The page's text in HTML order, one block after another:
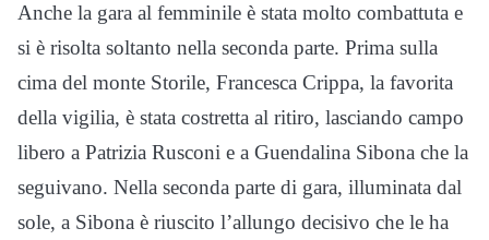
Anche la gara al femminile è stata molto combattuta e
si è risolta soltanto nella seconda parte. Prima sulla
cima del monte Storile, Francesca Crippa, la favorita
della vigilia, è stata costretta al ritiro, lasciando campo
libero a Patrizia Rusconi e a Guendalina Sibona che la
seguivano. Nella seconda parte di gara, illuminata dal
sole, a Sibona è riuscito l’allungo decisivo che le ha